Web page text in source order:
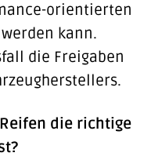
orientierten
kann.
die Freigaben
die richtige